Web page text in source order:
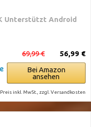
Unterstützt Android
56,99 €
69,99 €
Bei Amazon
ansehen
Preis inkl. MwSt., zzgl. Versandkosten